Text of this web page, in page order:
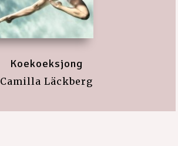
Koekoeksjong
Camilla Läckberg